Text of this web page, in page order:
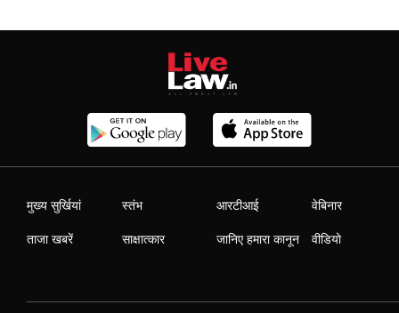
मुख्य सुर्खियां
ताजा खबरें
स्तंभ
साक्षात्कार
आरटीआई
जानिए हमारा कानून
वेबिनार
वीडियो